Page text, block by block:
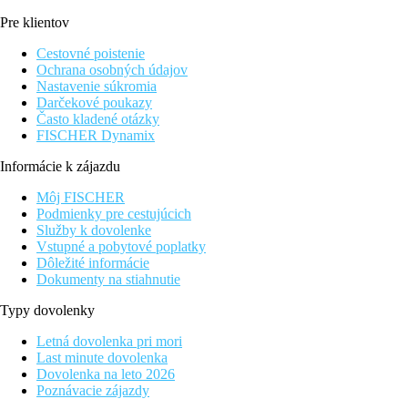
Pre klientov
Cestovné poistenie
Ochrana osobných údajov
Nastavenie súkromia
Darčekové poukazy
Často kladené otázky
FISCHER Dynamix
Informácie k zájazdu
Môj FISCHER
Podmienky pre cestujúcich
Služby k dovolenke
Vstupné a pobytové poplatky
Dôležité informácie
Dokumenty na stiahnutie
Typy dovolenky
Letná dovolenka pri mori
Last minute dovolenka
Dovolenka na leto 2026
Poznávacie zájazdy